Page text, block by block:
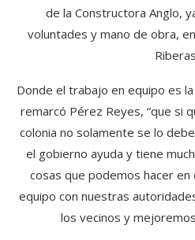
de la Constructora Anglo,
voluntades y mano de obra,
Donde el trabajo en equipo es
remarcó Pérez Reyes, “que si
colonia no solamente se lo
el gobierno ayuda y tiene
cosas que podemos hacer en
equipo con nuestras
los vecinos y